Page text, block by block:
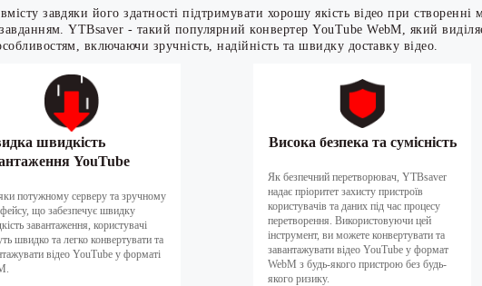
завдяки його здатності підтримувати хорошу якість відео при
YTBsaver - такий популярний конвертер YouTube WebM, який
включаючи зручність, надійність та швидку доставку відео.
швидкість
YouTube
потужному серверу та зручному
що забезпечує швидку
завантаження, користувачі
швидко та легко конвертувати та
відео YouTube у форматі
Висока безпека та сумісність
Як безпечний перетворювач, YTBsaver
надає пріоритет захисту пристроїв
користувачів та даних під час процесу
перетворення. Використовуючи цей
інструмент, ви можете конвертувати та
завантажувати відео YouTube у формат
WebM з будь-якого пристрою без будь-
якого ризику.